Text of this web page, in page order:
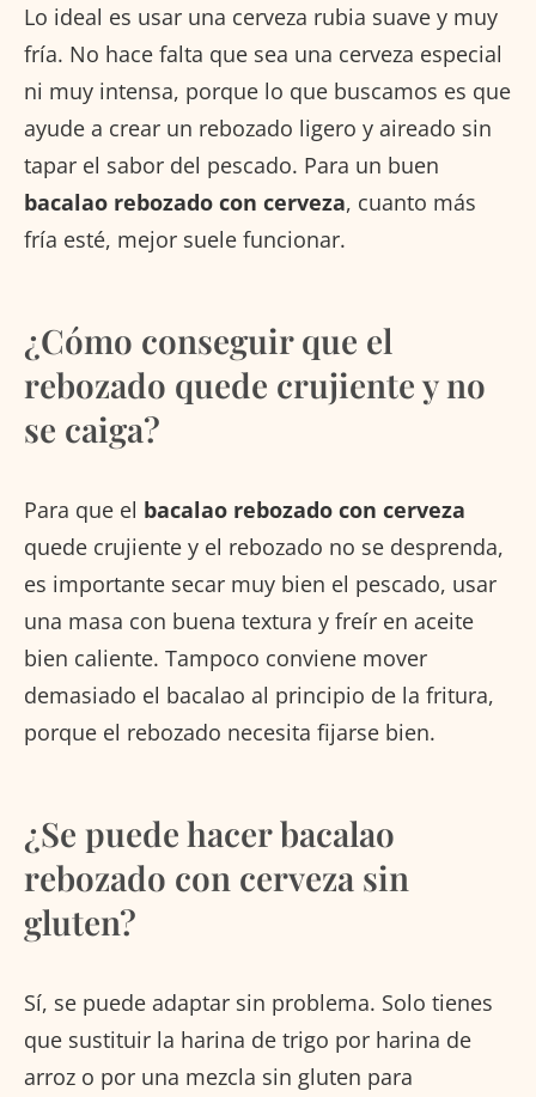
Lo ideal es usar una cerveza rubia suave y muy
fría. No hace falta que sea una cerveza especial
ni muy intensa, porque lo que buscamos es que
ayude a crear un rebozado ligero y aireado sin
tapar el sabor del pescado. Para un buen
bacalao rebozado con cerveza, cuanto más
fría esté, mejor suele funcionar.
¿Cómo conseguir que el
rebozado quede crujiente y no
se caiga?
Para que el bacalao rebozado con cerveza
quede crujiente y el rebozado no se desprenda,
es importante secar muy bien el pescado, usar
una masa con buena textura y freír en aceite
bien caliente. Tampoco conviene mover
demasiado el bacalao al principio de la fritura,
porque el rebozado necesita fijarse bien.
¿Se puede hacer bacalao
rebozado con cerveza sin
gluten?
Sí, se puede adaptar sin problema. Solo tienes
que sustituir la harina de trigo por harina de
arroz o por una mezcla sin gluten para